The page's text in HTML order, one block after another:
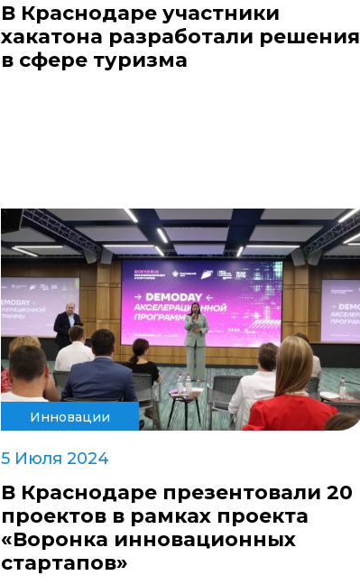
В Краснодаре участники
хакатона разработали решения
в сфере туризма
Инновации
5 Июля 2024
В Краснодаре презентовали 20
проектов в рамках проекта
«Воронка инновационных
стартапов»